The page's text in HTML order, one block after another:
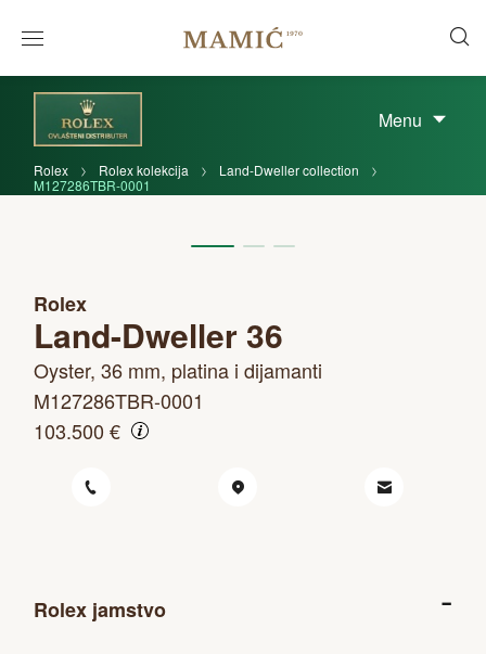
Menu
Rolex Rolex kolekcija
Land-Dweller collection
M127286TBR-0001
Rolex
Land-Dweller 36
Oyster, 36 mm, platina i dijamanti
M127286TBR-0001
103.500 €
Rolex jamstvo